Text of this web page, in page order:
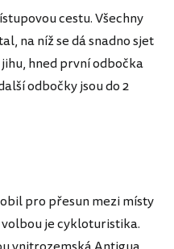
cestu. Všechny
na níž se dá snadno sjet
hned první odbočka
odbočky jsou do 2
pro přesun mezi místy
je cykloturistika.